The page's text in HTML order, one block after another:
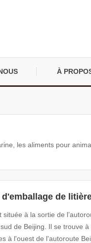
À
les aliments pour
de
à la sortie de
de Beijing. Il se trouve à
à l'ouest de l'autoroute